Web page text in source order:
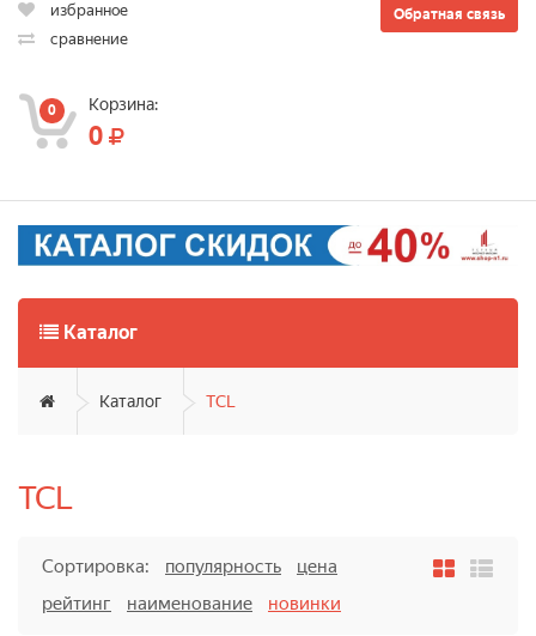
Обратная связь
избранное
сравнение
0 Корзина:
0
Каталог
Каталог TCL
TCL
Сортировка: популярность
цена
рейтинг
наименование новинки